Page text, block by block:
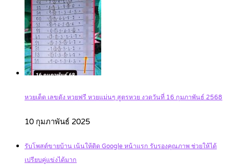
หวยเด็ด เลขดัง หวยฟรี หวยแม่นๆ สูตรหวย งวดวันที่ 16 กุมภาพันธ์ 2568
10 กุมภาพันธ์ 2025
รับโพสต์ขายบ้าน เน้นให้ติด Google หน้าแรก รับรองคุณภาพ ช่วยให้ได้
เปรียบคู่แข่งได้มาก